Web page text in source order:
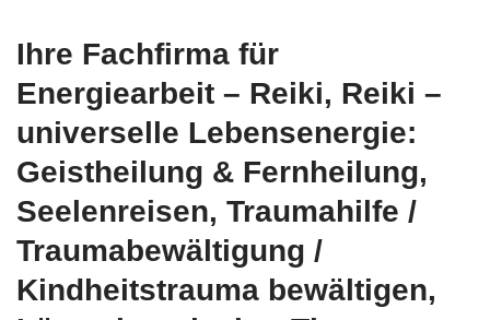
Ihre Fachfirma für
Energiearbeit – Reiki, Reiki –
universelle Lebensenergie:
Geistheilung & Fernheilung,
Seelenreisen, Traumahilfe /
Traumabewältigung /
Kindheitstrauma bewältigen,